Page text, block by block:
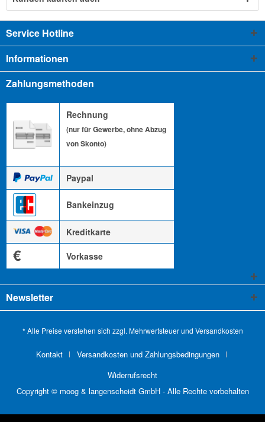
Service Hotline
Informationen
Zahlungsmethoden
Rechnung
(nur für Gewerbe, ohne Abzug
von Skonto)
Paypal
Bankeinzug
Kreditkarte
€ Vorkasse
Newsletter
* Alle Preise verstehen sich zzgl. Mehrwertsteuer und Versandkosten
Kontakt
Versandkosten und Zahlungsbedingungen
Widerrufsrecht
Copyright © moog & langenscheidt GmbH - Alle Rechte vorbehalten